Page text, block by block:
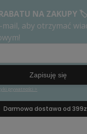
Darmowa dostawa od